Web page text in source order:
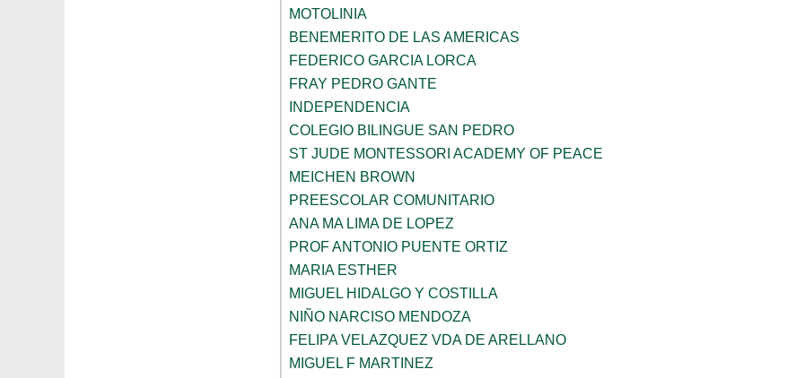
MOTOLINIA
BENEMERITO DE LAS AMERICAS
FEDERICO GARCIA LORCA
FRAY PEDRO GANTE
INDEPENDENCIA
COLEGIO BILINGUE SAN PEDRO
ST JUDE MONTESSORI ACADEMY OF PEACE
MEICHEN BROWN
PREESCOLAR COMUNITARIO
ANA MA LIMA DE LOPEZ
PROF ANTONIO PUENTE ORTIZ
MARIA ESTHER
MIGUEL HIDALGO Y COSTILLA
NIÑO NARCISO MENDOZA
FELIPA VELAZQUEZ VDA DE ARELLANO
MIGUEL F MARTINEZ